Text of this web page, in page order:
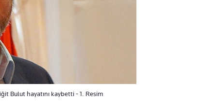
Bulut hayatını kaybetti - 1. Resim